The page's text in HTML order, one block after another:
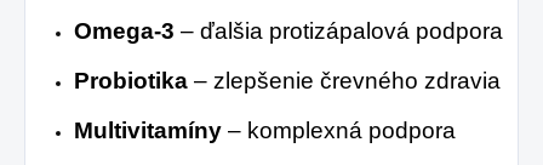
Omega-3 – ďalšia protizápalová podpora
Probiotika – zlepšenie črevného zdravia
Multivitamíny – komplexná podpora